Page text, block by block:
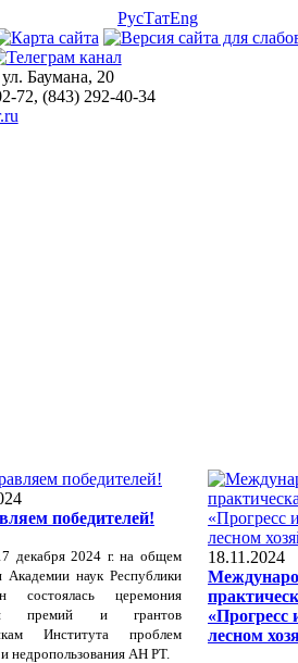
РусТатEng
Баумана, 20
72, (843) 292-40-34
победителей!
декабря 2024 г. на общем
Академии наук Республики
состоялась церемония
премий и грантов
Института проблем
и недропользования АН РТ.
18.11.2024
«Прогресс
лесном